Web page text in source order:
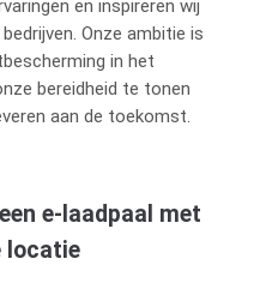
en inspireren wij
Onze ambitie is
in het
bereidheid te tonen
aan de toekomst.
e-laadpaal met
locatie